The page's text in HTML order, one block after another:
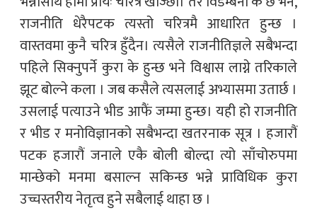
राजनीति धेरैपटक त्यस्तो चरित्रमै आधारित हुन्छ ।
वास्तवमा कुनै चरित्र हुँदैन। त्यसैले राजनीतिज्ञले सबैभन्दा
पहिले सिक्नुपर्ने कुरा के हुन्छ भने विश्वास लाग्ने तरिकाले
झूट बोल्ने कला । जब कसैले त्यसलाई अभ्यासमा उतार्छ ।
उसलाई पत्याउने भीड आफैं जम्मा हुन्छ। यही हो राजनीति
र भीड र मनोविज्ञानको सबैभन्दा खतरनाक सूत्र । हजारौं
पटक हजारौं जनाले एकै बोली बोल्दा त्यो साँचोरुपमा
मान्छेको मनमा बसाल्न सकिन्छ भन्ने प्राविधिक कुरा
उच्चस्तरीय नेतृत्व हुने सबैलाई थाहा छ ।